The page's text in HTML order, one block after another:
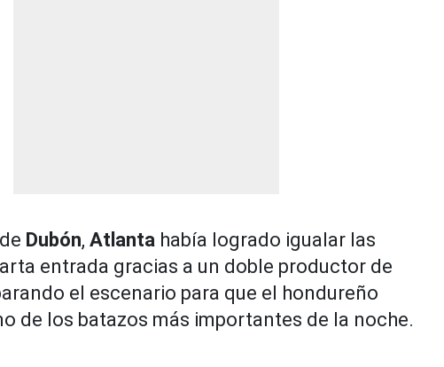
Dubón, Atlanta había logrado igualar las
entrada gracias a un doble productor de
el escenario para que el hondureño
de los batazos más importantes de la noche.